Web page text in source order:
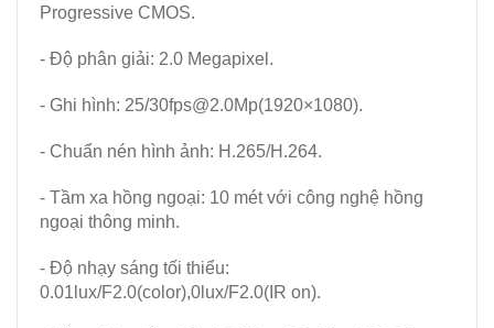
Progressive CMOS.
- Độ phân giải: 2.0 Megapixel.
- Ghi hình: 25/30fps@2.0Mp(1920×1080).
- Chuẩn nén hình ảnh: H.265/H.264.
- Tầm xa hồng ngoại: 10 mét với công nghệ hồng
ngoại thông minh.
- Độ nhạy sáng tối thiểu:
0.01lux/F2.0(color),0lux/F2.0(IR on).